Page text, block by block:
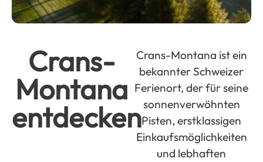
Crans-
Montana
entdecken
Crans-Montana ist ein
bekannter Schweizer
Ferienort, der für seine
sonnenverwöhnten
Pisten, erstklassigen
Einkaufsmöglichkeiten
und lebhaften